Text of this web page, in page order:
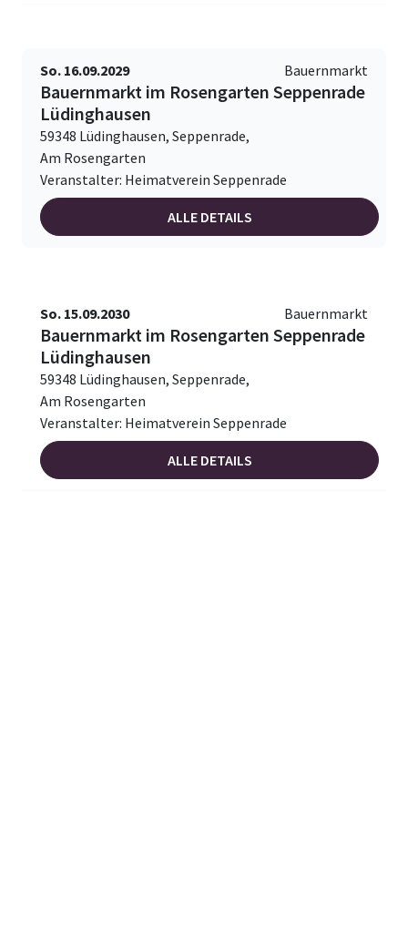
So. 16.09.2029 Bauernmarkt
Bauernmarkt im Rosengarten Seppenrade
Lüdinghausen
59348 Lüdinghausen, Seppenrade,
Am Rosengarten
Veranstalter: Heimatverein Seppenrade
ALLE DETAILS
So. 15.09.2030 Bauernmarkt
Bauernmarkt im Rosengarten Seppenrade
Lüdinghausen
59348 Lüdinghausen, Seppenrade,
Am Rosengarten
Veranstalter: Heimatverein Seppenrade
ALLE DETAILS